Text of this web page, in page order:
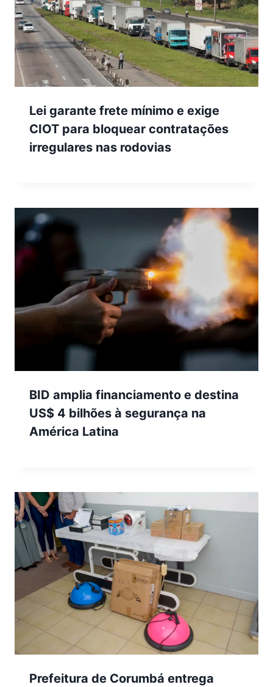
Lei garante frete mínimo e exige
CIOT para bloquear contratações
irregulares nas rodovias
BID amplia financiamento e destina
US$ 4 bilhões à segurança na
América Latina
Prefeitura de Corumbá entrega